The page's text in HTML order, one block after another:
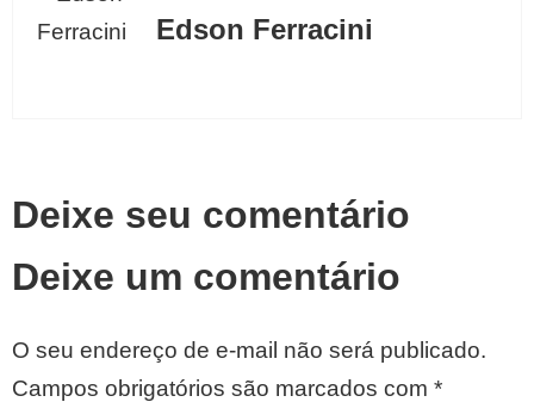
Edson Ferracini
Deixe seu comentário
Deixe um comentário
O seu endereço de e-mail não será publicado.
Campos obrigatórios são marcados com *